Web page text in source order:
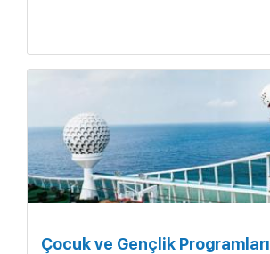
Çocuk ve Gençlik Programları